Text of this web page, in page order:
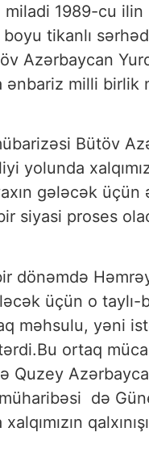
1989-cu ilin
tikanlı
Azərbaycan
ənbariz milli birlik
Bütöv
yolunda
gələcək üçün
siyasi proses
dönəmdə
üçün o taylı-
məhsulu, yəni
ortaq
Quzey
də